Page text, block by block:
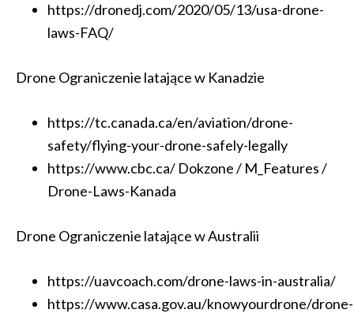
https://dronedj.com/2020/05/13/usa-drone-
laws-FAQ/
Drone Ograniczenie latające w Kanadzie
https://tc.canada.ca/en/aviation/drone-
safety/flying-your-drone-safely-legally
https://www.cbc.ca/ Dokzone / M_Features /
Drone-Laws-Kanada
Drone Ograniczenie latające w Australii
https://uavcoach.com/drone-laws-in-australia/
https://www.casa.gov.au/knowyourdrone/drone-